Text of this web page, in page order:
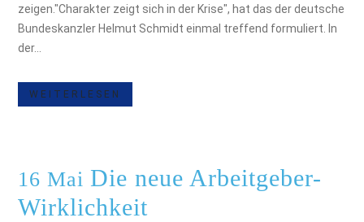
zeigen."Charakter zeigt sich in der Krise", hat das der deutsche
Bundeskanzler Helmut Schmidt einmal treffend formuliert. In
der...
WEITERLESEN
16 Mai Die neue Arbeitgeber-
Wirklichkeit